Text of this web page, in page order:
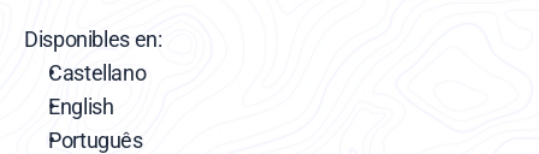
Disponibles en:
Castellano
English
Português